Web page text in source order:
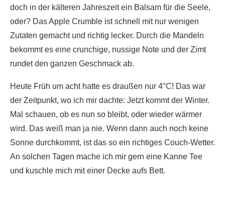
doch in der kälteren Jahreszeit ein Balsam für die Seele,
oder? Das Apple Crumble ist schnell mit nur wenigen
Zutaten gemacht und richtig lecker. Durch die Mandeln
bekommt es eine crunchige, nussige Note und der Zimt
rundet den ganzen Geschmack ab.
Heute Früh um acht hatte es draußen nur 4°C! Das war
der Zeitpunkt, wo ich mir dachte: Jetzt kommt der Winter.
Mal schauen, ob es nun so bleibt, oder wieder wärmer
wird. Das weiß man ja nie. Wenn dann auch noch keine
Sonne durchkommt, ist das so ein richtiges Couch-Wetter.
An solchen Tagen mache ich mir gern eine Kanne Tee
und kuschle mich mit einer Decke aufs Bett.